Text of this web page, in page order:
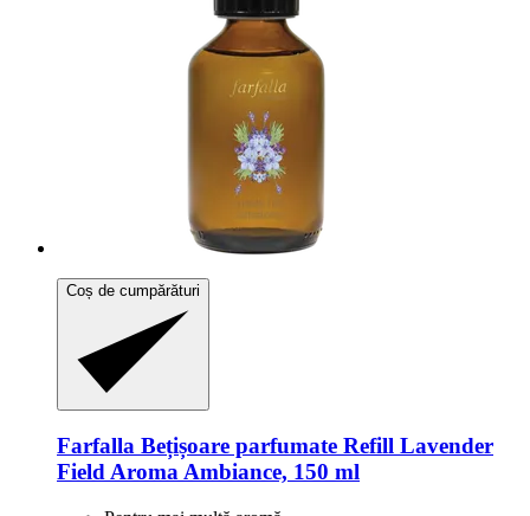
Coș de cumpărături
Farfalla Bețișoare parfumate Refill Lavender
Field Aroma Ambiance, 150 ml